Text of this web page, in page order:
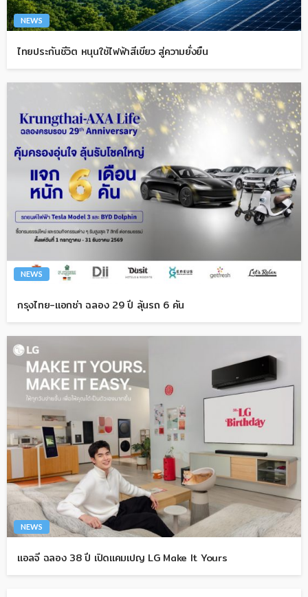
NEWS
ไทยประกันชีวิต หนุนใช้ไฟฟ้าสีเขียว สู่ความยั่งยืน
NEWS
กรุงไทย-แอกซ่า ฉลอง 29 ปี ลุ้นรถ 6 คัน
NEWS
แอลจี ฉลอง 38 ปี เปิดแคมเปญ LG Make It Yours